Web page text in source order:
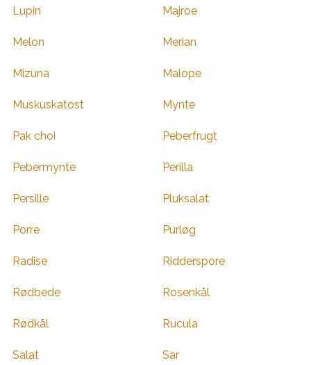
Lupin Majroe
Melon Merian
Mizuna Malope
Muskuskatost Mynte
Pak choi Peberfrugt
Pebermynte Perilla
Persille Pluksalat
Porre Purløg
Radise Ridderspore
Rødbede Rosenkål
Rødkål Rucula
Salat Sar